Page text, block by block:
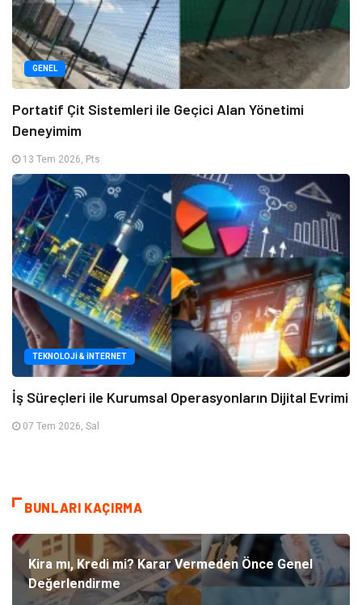
GENEL
Portatif Çit Sistemleri ile Geçici Alan Yönetimi
Deneyimim
13 Tem 2026, Pts
TEKNOLOJI & İNTERNET
İş Süreçleri ile Kurumsal Operasyonların Dijital Evrimi
07 Tem 2026, Sal
BUNLARI KAÇIRMA
Kira mı, Kredi mi? Karar Vermeden Önce Genel
Değerlendirme